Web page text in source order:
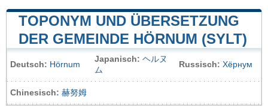
TOPONYM UND ÜBERSETZUNG
DER GEMEINDE HÖRNUM (SYLT)
Deutsch: Hörnum
Japanisch: ヘルヌ
ム
Russisch: Хёрнум
Chinesisch: 赫努姆